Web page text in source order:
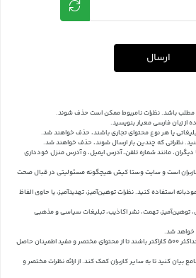
ارسال
مطلب باشد. نظرات نامربوط ممکن است حذف شوند.
از زبان فارسی معیار بنویسید.
یا هر نوع محتوای تجاری باشند، حذف خواهند شد.
نظراتی که چندین بار ارسال شوند، حذف خواهند شد.
مانند شماره تلفن، آدرس ایمیل، و آدرس منزل خودداری
است و سایت وستا کیش هیچگونه مسئولیتی در قبال صحت
استفاده کنید. نظرات توهین‌آمیز، تهدیدآمیز، یا حاوی الفاظ
توهین‌آمیز، تهمت، نشر اکاذیب، تبلیغات سیاسی و مذهبی
خواهد شد.
نظرات باید حداقل شامل 50 کاراکتر و حداکثر 500 کاراکتر باشند تا از محتوای مختصر و مفید اطمینان حاصل
بیان کنید تا به سایر کاربران کمک کند.از ارائه نظرات مختصر و